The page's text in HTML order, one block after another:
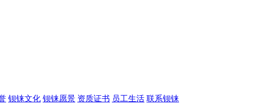
钡铼文化 钡铼愿景 资质证书 员工生活 联系钡铼